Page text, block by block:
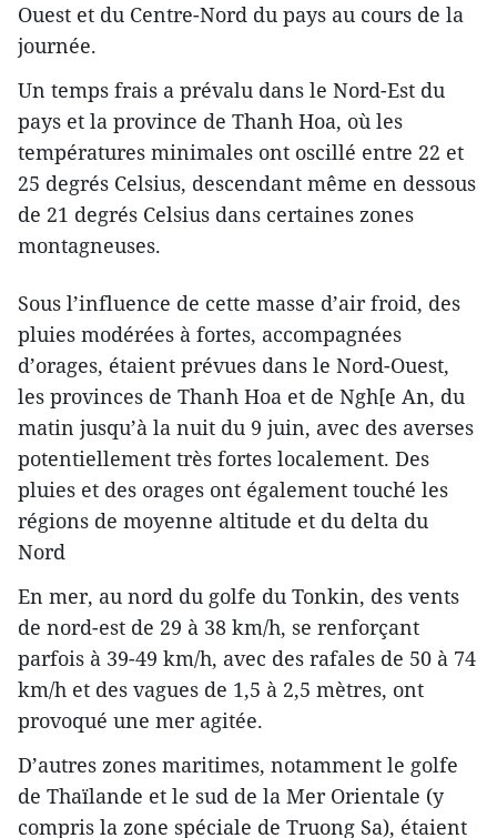
Ouest et du Centre-Nord du pays au cours de la
journée.
Un temps frais a prévalu dans le Nord-Est du
pays et la province de Thanh Hoa, où les
températures minimales ont oscillé entre 22 et
25 degrés Celsius, descendant même en dessous
de 21 degrés Celsius dans certaines zones
montagneuses.
Sous l’influence de cette masse d’air froid, des
pluies modérées à fortes, accompagnées
d’orages, étaient prévues dans le Nord-Ouest,
les provinces de Thanh Hoa et de Ngh[e An, du
matin jusqu’à la nuit du 9 juin, avec des averses
potentiellement très fortes localement. Des
pluies et des orages ont également touché les
régions de moyenne altitude et du delta du
Nord
En mer, au nord du golfe du Tonkin, des vents
de nord-est de 29 à 38 km/h, se renforçant
parfois à 39-49 km/h, avec des rafales de 50 à 74
km/h et des vagues de 1,5 à 2,5 mètres, ont
provoqué une mer agitée.
D’autres zones maritimes, notamment le golfe
de Thaïlande et le sud de la Mer Orientale (y
compris la zone spéciale de Truong Sa), étaient